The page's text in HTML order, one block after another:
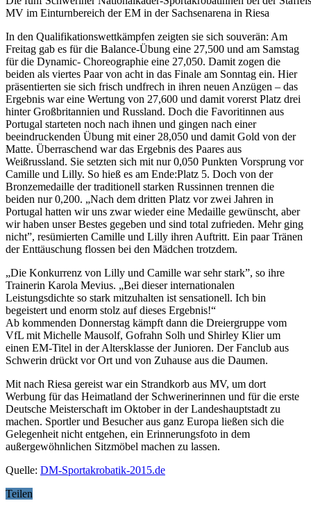
MV im Einturnbereich der EM in der Sachsenarena in Riesa
In den Qualifikationswettkämpfen zeigten sie sich souverän: Am
Freitag gab es für die Balance-Übung eine 27,500 und am Samstag
für die Dynamic- Choreographie eine 27,050. Damit zogen die
beiden als viertes Paar von acht in das Finale am Sonntag ein. Hier
präsentierten sie sich frisch undfrech in ihren neuen Anzügen – das
Ergebnis war eine Wertung von 27,600 und damit vorerst Platz drei
hinter Großbritannien und Russland. Doch die Favoritinnen aus
Portugal starteten noch nach ihnen und gingen nach einer
beeindruckenden Übung mit einer 28,050 und damit Gold von der
Matte. Überraschend war das Ergebnis des Paares aus
Weißrussland. Sie setzten sich mit nur 0,050 Punkten Vorsprung vor
Camille und Lilly. So hieß es am Ende:Platz 5. Doch von der
Bronzemedaille der traditionell starken Russinnen trennen die
beiden nur 0,200. „Nach dem dritten Platz vor zwei Jahren in
Portugal hatten wir uns zwar wieder eine Medaille gewünscht, aber
wir haben unser Bestes gegeben und sind total zufrieden. Mehr ging
nicht”, resümierten Camille und Lilly ihren Auftritt. Ein paar Tränen
der Enttäuschung flossen bei den Mädchen trotzdem.
„Die Konkurrenz von Lilly und Camille war sehr stark”, so ihre
Trainerin Karola Mevius. „Bei dieser internationalen
Leistungsdichte so stark mitzuhalten ist sensationell. Ich bin
begeistert und enorm stolz auf dieses Ergebnis!“
Ab kommenden Donnerstag kämpft dann die Dreiergruppe vom
VfL mit Michelle Mausolf, Gofrahn Solh und Shirley Klier um
einen EM-Titel in der Altersklasse der Junioren. Der Fanclub aus
Schwerin drückt vor Ort und von Zuhause aus die Daumen.
Mit nach Riesa gereist war ein Strandkorb aus MV, um dort
Werbung für das Heimatland der Schwerinerinnen und für die erste
Deutsche Meisterschaft im Oktober in der Landeshauptstadt zu
machen. Sportler und Besucher aus ganz Europa ließen sich die
Gelegenheit nicht entgehen, ein Erinnerungsfoto in dem
außergewöhnlichen Sitzmöbel machen zu lassen.
Quelle: DM-Sportakrobatik-2015.de
Teilen